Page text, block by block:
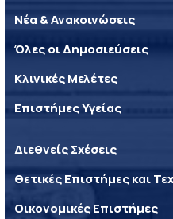
Νέα & Ανακοινώσεις
Όλες οι Δημοσιεύσεις
Κλινικές Μελέτες
Επιστήμες Υγείας
Διεθνείς Σχέσεις
Θετικές Επιστήμες και
Οικονομικές Επιστήμες